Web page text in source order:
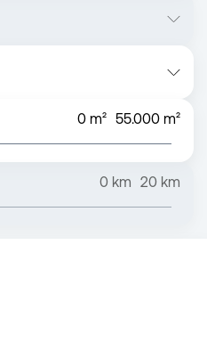
0 m² 55.000 m²
0 km 20 km